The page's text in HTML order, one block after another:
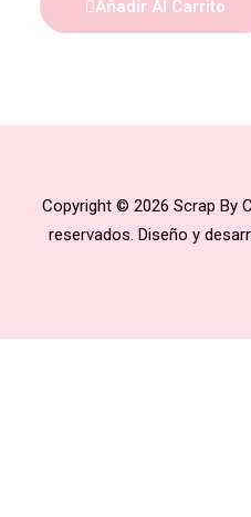
Añadir Al Carrito
Copyright © 2026 Scrap By
reservados. Diseño y